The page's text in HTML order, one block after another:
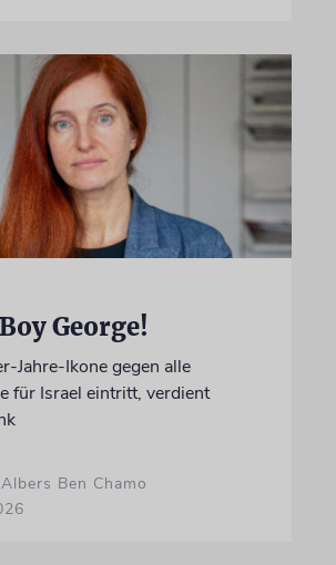
George!
Jahre-Ikone gegen alle
für Israel eintritt, verdient
Ben Chamo